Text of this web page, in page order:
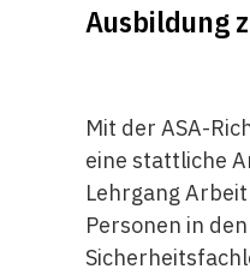
Ausbildung
Mit der ASA-
eine stattliche
Lehrgang
Personen in